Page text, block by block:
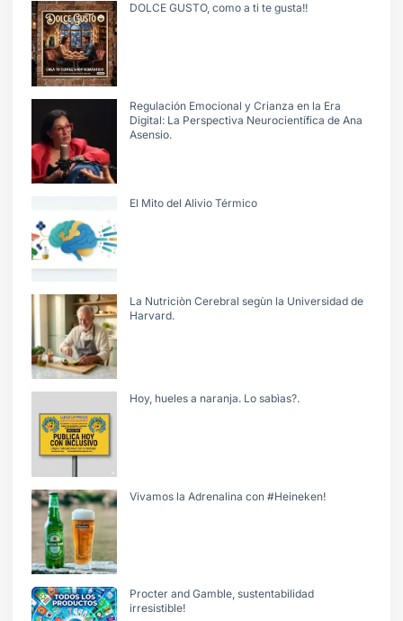
DOLCE GUSTO, como a ti te gusta!!
Regulación Emocional y Crianza en la Era
Digital: La Perspectiva Neurocientífica de Ana
Asensio.
El Mito del Alivio Térmico
La Nutriciòn Cerebral segùn la Universidad de
Harvard.
Hoy, hueles a naranja. Lo sabìas?.
Vivamos la Adrenalina con #Heineken!
Procter and Gamble, sustentabilidad
irresistible!